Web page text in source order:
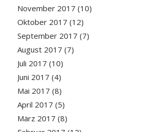
November 2017 (10)
Oktober 2017 (12)
September 2017 (7)
August 2017 (7)
Juli 2017 (10)
Juni 2017 (4)
Mai 2017 (8)
April 2017 (5)
März 2017 (8)